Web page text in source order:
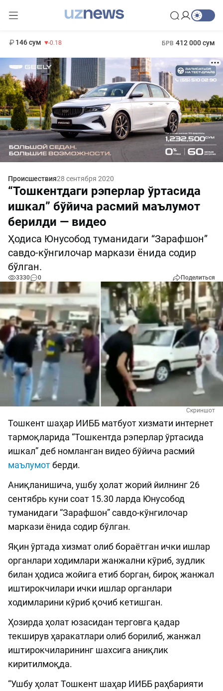
146 сум -0.18 БРВ 412 000 сум
Происшествия28 сентября 2020
“Тошкентдаги рэперлар ўртасида
ишкал” бўйича расмий маълумот
берилди — видео
Ҳодиса Юнусобод туманидаги “Зарафшон”
савдо-кўнгилочар маркази ёнида содир
бўлган.
3330 0 Поделиться
Скриншот
Тошкент шаҳар ИИББ матбуот хизмати интернет
тармоқларида “Тошкентда рэперлар ўртасида
ишкал” деб номланган видео бўйича расмий
маълумотберди.
Аниқланишича, ушбу ҳолат жорий йилнинг 26
сентябрь куни соат 15.30 ларда Юнусобод
туманидаги “Зарафшон” савдо-кўнгилочар
маркази ёнида содир бўлган.
Яқин ўртада хизмат олиб бораётган ички ишлар
органлари ходимлари жанжални кўриб, зудлик
билан ҳодиса жойига етиб борган, бироқ жанжал
иштирокчилари ички ишлар органлари
ходимларини кўриб қочиб кетишган.
Ҳозирда ҳолат юзасидан терговга қадар
текширув ҳаракатлари олиб борилиб, жанжал
иштирокчиларининг шахсига аниқлик
киритилмоқда.
“Ушбу ҳолат Тошкент шаҳар ИИББ раҳбарияти